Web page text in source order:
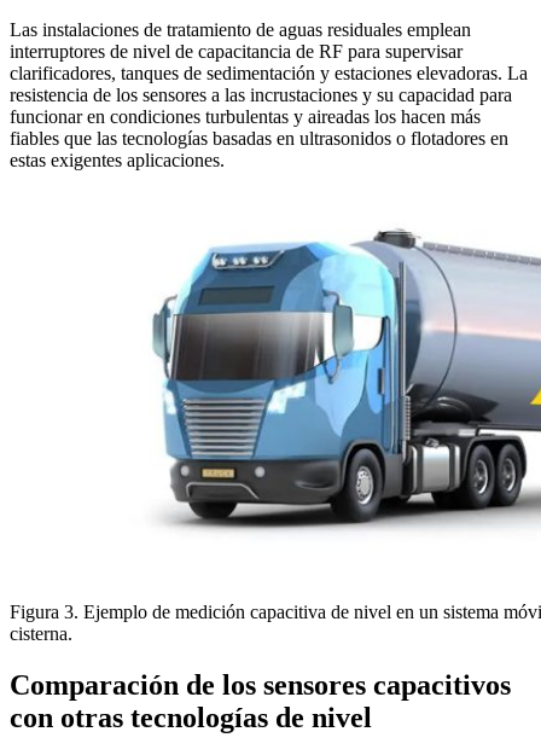
Las instalaciones de tratamiento de aguas residuales emplean
interruptores de nivel de capacitancia de RF para supervisar
clarificadores, tanques de sedimentación y estaciones elevadoras. La
resistencia de los sensores a las incrustaciones y su capacidad para
funcionar en condiciones turbulentas y aireadas los hacen más
fiables que las tecnologías basadas en ultrasonidos o flotadores en
estas exigentes aplicaciones.
Figura 3. Ejemplo de medición capacitiva de nivel en un sistema
cisterna.
Comparación de los sensores capacitivos
con otras tecnologías de nivel